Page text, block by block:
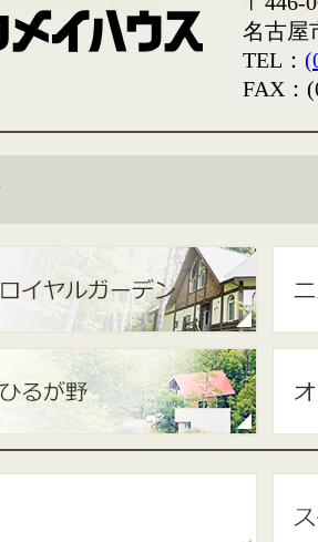
名古屋
TEL：
FAX：